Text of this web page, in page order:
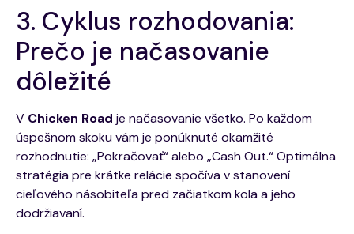
3. Cyklus rozhodovania:
Prečo je načasovanie
dôležité
V Chicken Road je načasovanie všetko. Po každom
úspešnom skoku vám je ponúknuté okamžité
rozhodnutie: „Pokračovať“ alebo „Cash Out.“ Optimálna
stratégia pre krátke relácie spočíva v stanovení
cieľového násobiteľa pred začiatkom kola a jeho
dodržiavaní.